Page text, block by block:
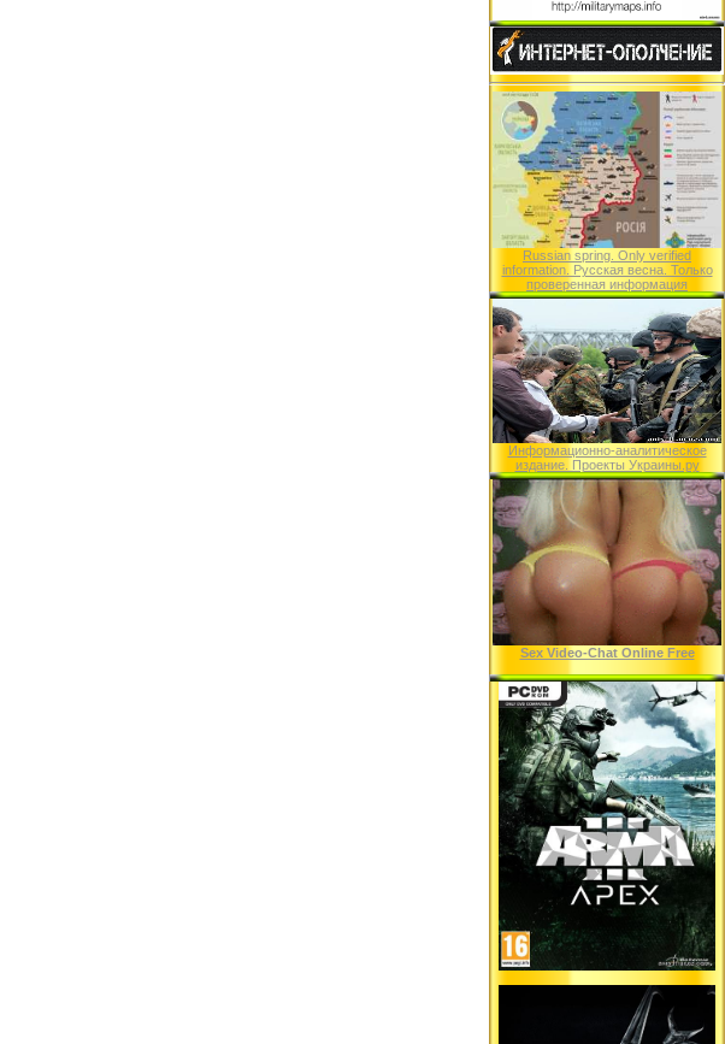
Russian spring. Only verified
information. Русская весна. Только
проверенная информация
Информационно-аналитическое
издание. Проекты Украины.ру
Sex Video-Chat Online Free